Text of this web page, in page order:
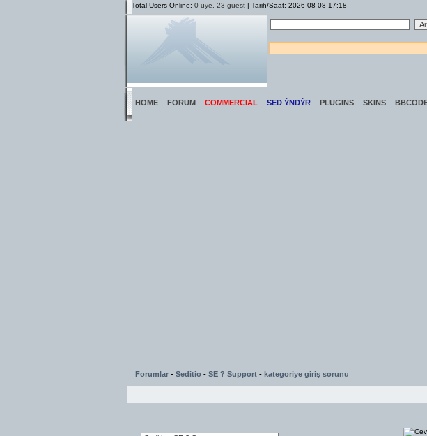
Total Users Online: 0 üye, 23 guest | Tarih/Saat: 2026-08-08 17:18
HOME FORUM COMMERCIAL SED ÝNDÝR PLUGINS SKINS
Forumlar - Seditio - SE ? Support - kategoriye giriş sorunu